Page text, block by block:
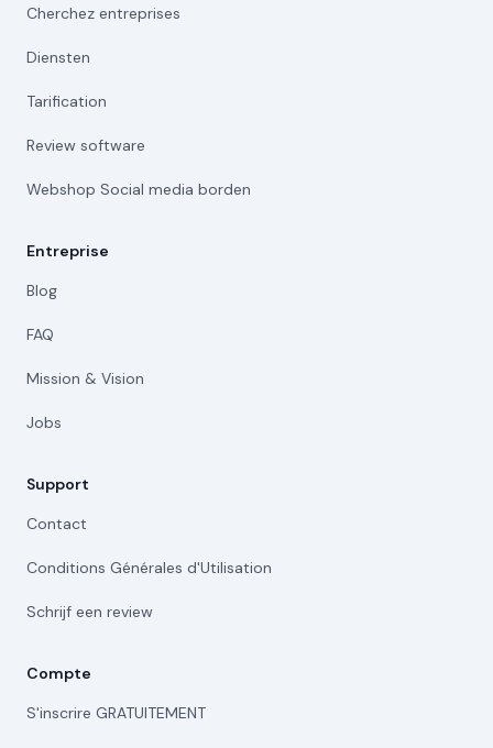
Cherchez entreprises
Diensten
Tarification
Review software
Webshop Social media borden
Entreprise
Blog
FAQ
Mission & Vision
Jobs
Support
Contact
Conditions Générales d'Utilisation
Schrijf een review
Compte
S'inscrire GRATUITEMENT